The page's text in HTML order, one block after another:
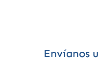
Envíanos